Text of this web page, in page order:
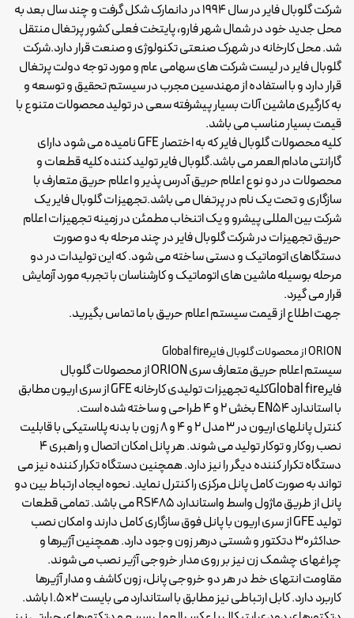
شرکت گلوبال فایر در سال 1994 در دانمارک شکل گرفت و چند سال بعد به
محل جدید خود در شمال شهر فارو، پایتخت فعلی کشور پرتغال منتقل
شد. محل کارخانه در شهرک صنعتی تکنولوژی و صنعت قرار دارد.شرکت
گلوبال فایر در لیست شرکت های سهامی عام و مورد توجه دولت پرتغال
قرار دارد و با استفاده از مهندسین مجرب در سیستم تحقیق و توسعه و
به کارگیری ماشین آلات بسیار پیشرفته سعی در تولید محصولات متنوع با
قیمت بسیار مناسب می باشد.
کلیه محصولات گلوبال فایر که به اختصار GFE نامیده می شود دارای
گارانتی مادام العمر می باشد.گلوبال فایر تولید کننده کلیه قطعات و
محصولات در دو نوع اعلام حریق آدرس پذیر و اعلام حریق متعارف با
سازگاری و تحت یک نام در پرتغال می باشد.تجهیزات گلوبال فایر یک
شرکت بین المللی پیشرو و یک اتنخاب مطمئن در زمینه تجهیزات اعلام
حریق تجهیزات در شرکت گلوبال فایر در چند مرحله به دو صورت
دستگاهای اتوماتیک و دستی ساخته می شود. که این تولیدات در دو
مرحله بوسیله ماشین های اتوماتیک و کارشناسان با تجربه مورد آزمایش
قرار می گیرد.
جهت اطلاع از قیمتسیستم اعلام حریقبا ما تماس بگیرید.
ORION از محصولات گلوبال فایرGlobal fire
سیستم اعلام حریق متعارف سری ORION از محصولات گلوبال
فایرGlobal fire
کلیه تجهیزات تولیدی کارخانه GFE از سری اریون مطابق
با استاندارد EN54 بخش 2 و 4 طراحی و ساخته شده است.
کنترل پانلهای اریون در 3 مدل 2 و 4 و 8 زون با بدنه پلاستیکی با قابلیت
نصب روکار و توکار تولید می شوند. هر پانل امکان اتصال و راهبری 4
دستگاه تکرار کننده دیگر را نیز دارد. همچنین دستگاه تکرار کننده نیز می
تواند به صورت کامل پانل مرکزی را کنترل نماید. نحوه ایجاد ارتباط بین دو
پانل از طریق ماژول واسط واستاندارد RS485 می باشد. تمامی قطعات
تولید GFE از سری اریون با پانل فوق سازگاری کامل دارند و امکان نصب
حداکثر30 دتکتور و شستی درهر زون وجود دارد. همچنین آژیرها و
چراغهای چشمک زن نیز بر روی مدار خروجی آژیر نصب می شوند.
مقاومت انتهای خط در هر دو خروجی پانل، زون کاشف و مدار آژیرها
کاربرد دارد. کابل ارتباطی نیز مطابق با استاندارد می بایست 2×1.5 باشد.